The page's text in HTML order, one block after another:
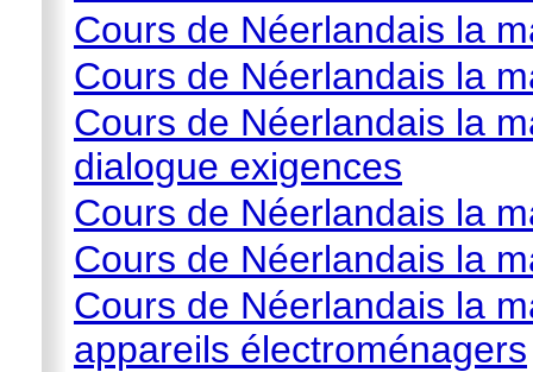
Cours de Néerlandais la
Cours de Néerlandais la
Cours de Néerlandais la
dialogue exigences
Cours de Néerlandais la
Cours de Néerlandais la
Cours de Néerlandais la
appareils électroménagers